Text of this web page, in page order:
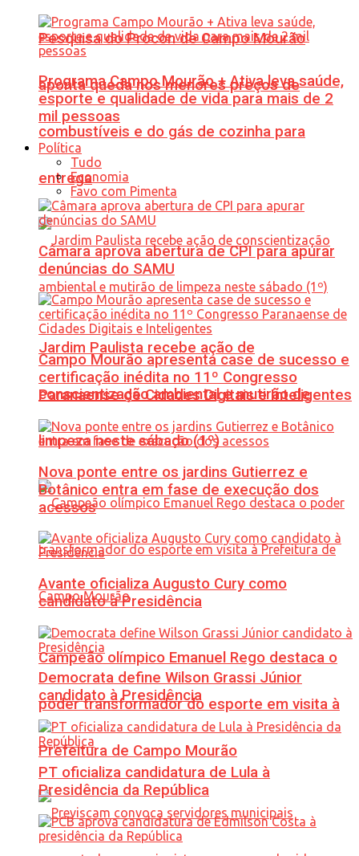
Pesquisa do Procon de Campo Mourão
aponta queda nos menores preços de
combustíveis e do gás de cozinha para
entrega
Jardim Paulista recebe ação de
conscientização ambiental e mutirão de
limpeza neste sábado (1º)
Campeão olímpico Emanuel Rego destaca o
poder transformador do esporte em visita à
Prefeitura de Campo Mourão
Programa Campo Mourão + Ativa leva saúde,
esporte e qualidade de vida para mais de 2
mil pessoas
Política
Tudo
Economia
Favo com Pimenta
Câmara aprova abertura de CPI para apurar
denúncias do SAMU
Campo Mourão apresenta case de sucesso e
certificação inédita no 11º Congresso
Paranaense de Cidades Digitais e Inteligentes
Nova ponte entre os jardins Gutierrez e
Botânico entra em fase de execução dos
acessos
Avante oficializa Augusto Cury como
candidato à Presidência
Democrata define Wilson Grassi Júnior
candidato à Presidência
PT oficializa candidatura de Lula à
Presidência da República